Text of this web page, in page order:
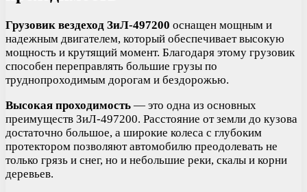
Грузовик вездеход ЗиЛ-497200 оснащен мощным и
надежным двигателем, который обеспечивает высокую
мощность и крутящий момент. Благодаря этому грузовик
способен переправлять большие грузы по
труднопроходимым дорогам и бездорожью.
Высокая проходимость — это одна из основных
преимуществ ЗиЛ-497200. Расстояние от земли до кузова
достаточно большое, а широкие колеса с глубоким
протектором позволяют автомобилю преодолевать не
только грязь и снег, но и небольшие реки, скалы и корни
деревьев.